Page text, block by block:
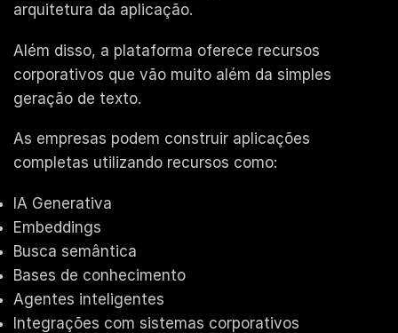
arquitetura da aplicação.
Além disso, a plataforma oferece recursos
corporativos que vão muito além da simples
geração de texto.
As empresas podem construir aplicações
completas utilizando recursos como:
IA Generativa
Embeddings
Busca semântica
Bases de conhecimento
Agentes inteligentes
Integrações com sistemas corporativos